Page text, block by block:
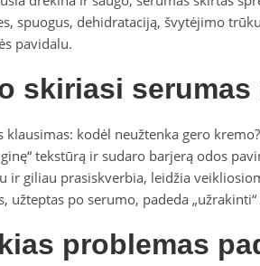
spuogus, dehidrataciją, švytėjimo
pavidalu.
skiriasi serumas
klausimas: kodėl neužtenka gero
tekstūrą ir sudaro barjerą odos
ir giliau prasiskverbia, leidžia
užteptas po serumo, padeda
problemas